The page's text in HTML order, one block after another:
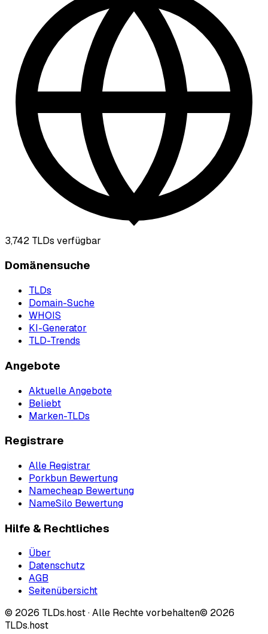
3,742 TLDs verfügbar
Domänensuche
TLDs
Domain-Suche
WHOIS
KI-Generator
TLD-Trends
Angebote
Aktuelle Angebote
Beliebt
Marken-TLDs
Registrare
Alle Registrar
Porkbun Bewertung
Namecheap Bewertung
NameSilo Bewertung
Hilfe & Rechtliches
Über
Datenschutz
AGB
Seitenübersicht
© 2026 TLDs.host ·Alle Rechte vorbehalten© 2026
TLDs.host